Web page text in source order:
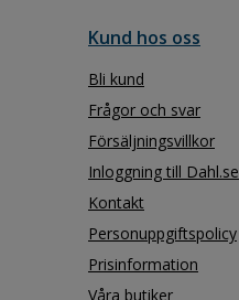
Kund hos oss
Bli kund
Frågor och svar
Försäljningsvillkor
Inloggning till Dahl.se
Kontakt
Personuppgiftspolicy
Prisinformation
Våra butiker